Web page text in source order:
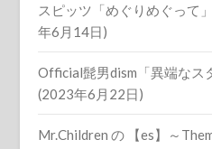
スピッツ「めぐりめぐって
年6月14日)
Official髭男dism「異端なス
(2023年6月22日)
Mr.Children の 【es】～